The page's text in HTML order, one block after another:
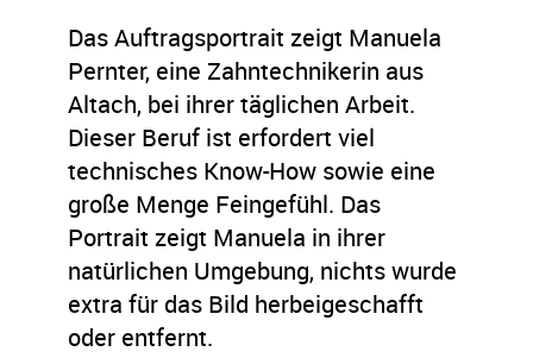
Das Auftragsportrait zeigt Manuela
Pernter, eine Zahntechnikerin aus
Altach, bei ihrer täglichen Arbeit.
Dieser Beruf ist erfordert viel
technisches Know-How sowie eine
große Menge Feingefühl. Das
Portrait zeigt Manuela in ihrer
natürlichen Umgebung, nichts wurde
extra für das Bild herbeigeschafft
oder entfernt.